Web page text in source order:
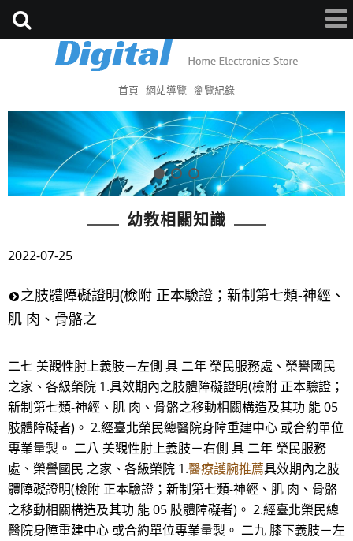
首頁 網站導覽 瀏覽紀錄
幼教相關知識
2022-07-25
之肢體障礙證明(檢附 正本驗證；新制第七類-神經、
肌 肉、骨骼之
二七 美觀性肘上義肢－左側 具 二年 榮民服務處、榮譽國民
之家、各級榮院 1.具效期內之肢體障礙證明(檢附 正本驗證；
新制第七類-神經、肌 肉、骨骼之移動相關構造及其功 能 05
肢體障礙者)。 2.經臺北榮民總醫院身障重建中心 或合約單位
專業量製。 二八 美觀性肘上義肢－右側 具 二年 榮民服務
處、榮譽國民 之家、各級榮院 1.醫療護腕推薦具效期內之肢
體障礙證明(檢附 正本驗證；新制第七類-神經、肌 肉、骨骼
之移動相關構造及其功 能 05 肢體障礙者)。 2.經臺北榮民總
醫院身障重建中心 或合約單位專業量製。 二九 膝下義肢－左